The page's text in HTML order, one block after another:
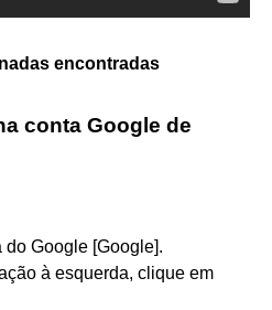
encontradas
conta Google de
Google [Google].
à esquerda, clique em